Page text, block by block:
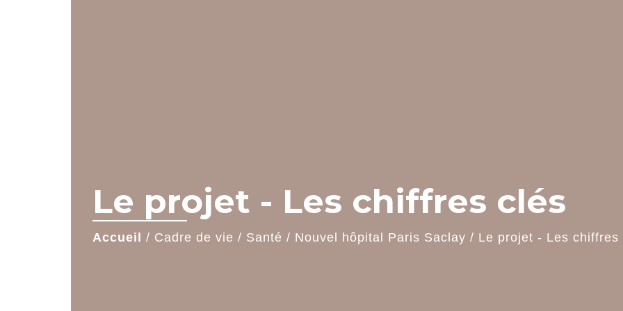
Le projet - Les chiffres clés
Accueil / Cadre de vie / Santé / Nouvel hôpital Paris Saclay / Le projet - Les chiffres